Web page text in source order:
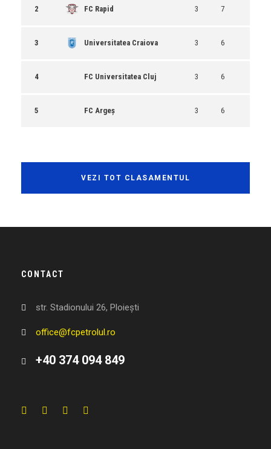
2 FC Rapid 3 7
3 Universitatea Craiova 3 6
4 FC Universitatea Cluj 3 6
5 FC Argeș 3 6
VEZI TOT CLASAMENTUL
CONTACT
str. Stadionului 26, Ploiești
office@fcpetrolul.ro
+40 374 094 849